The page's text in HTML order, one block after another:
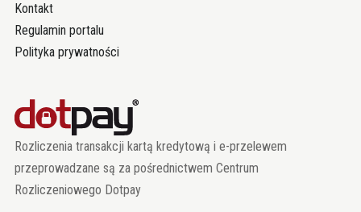
Kontakt
Regulamin portalu
Polityka prywatności
Rozliczenia transakcji kartą kredytową i e-przelewem
przeprowadzane są za pośrednictwem Centrum
Rozliczeniowego Dotpay